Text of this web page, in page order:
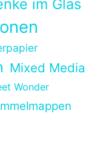
im Glas
Mixed Media
Wonder